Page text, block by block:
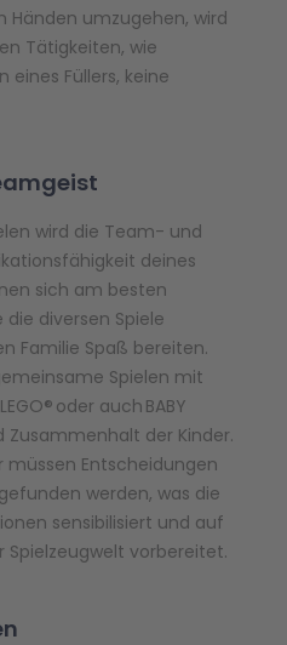
umzugehen, wird
Tätigkeiten, wie
eines Füllers, keine
wird die Team- und
deines
sich am besten
diversen Spiele
Familie Spaß bereiten.
Spielen mit
oder auch BABY
Zusammenhalt der Kinder.
müssen Entscheidungen
werden, was die
sensibilisiert und auf
vorbereitet.